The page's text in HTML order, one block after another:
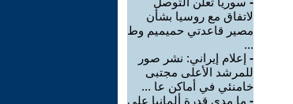
لاتفاق مع روسيا بشأن
مصير قاعدتي حميميم وط
...
- إعلام إيراني: نشر صور
للمرشد الأعلى مجتبى
خامنئي في أماكن عا ...
- ما مدى قدرة ألمانيا على